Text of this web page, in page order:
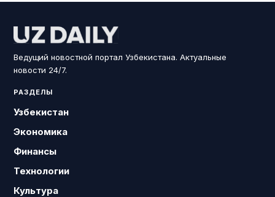
Ведущий новостной портал Узбекистана. Актуальные
новости 24/7.
РАЗДЕЛЫ
Узбекистан
Экономика
Финансы
Технологии
Культура